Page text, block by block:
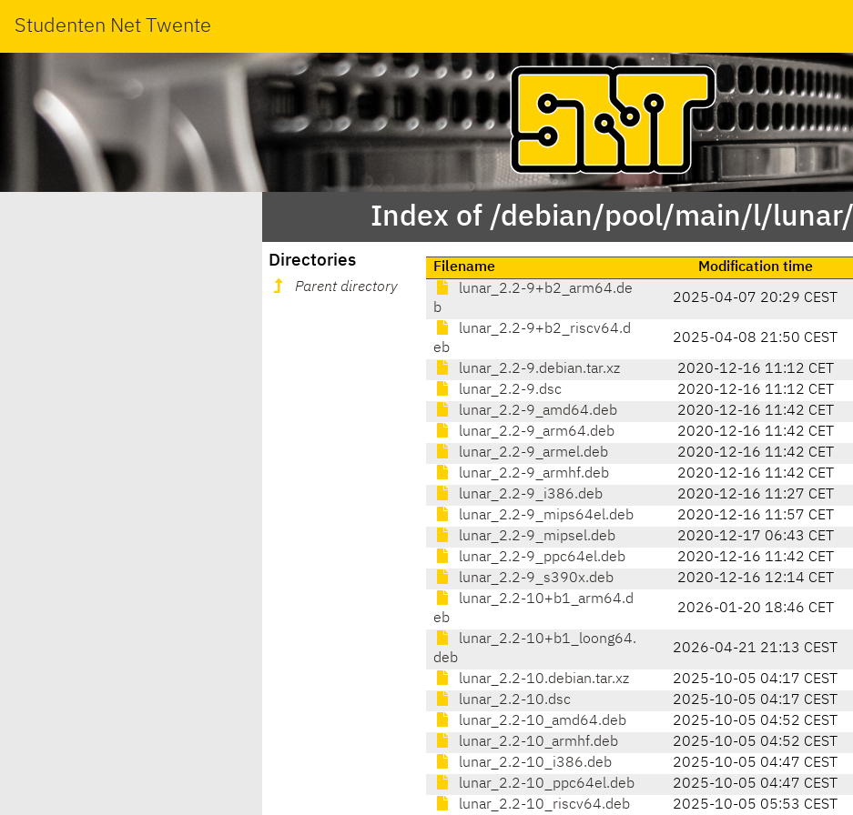
Studenten Net Twente
Index of /debian/pool/main/l/lunar/
Directories
Parent directory
Filename Modification time
lunar_2.2-9+b2_arm64.de
b
2025-04-07 20:29 CEST
lunar_2.2-9+b2_riscv64.d
eb
2025-04-08 21:50 CEST
lunar_2.2-9.debian.tar.xz 2020-12-16 11:12 CET
lunar_2.2-9.dsc
2020-12-16 11:12 CET
lunar_2.2-9_amd64.deb
2020-12-16 11:42 CET
lunar_2.2-9_arm64.deb
2020-12-16 11:42 CET
lunar_2.2-9_armel.deb
2020-12-16 11:42 CET
lunar_2.2-9_armhf.deb
2020-12-16 11:42 CET
lunar_2.2-9_i386.deb
2020-12-16 11:27 CET
lunar_2.2-9_mips64el.deb
2020-12-16 11:57 CET
lunar_2.2-9_mipsel.deb
2020-12-17 06:43 CET
lunar_2.2-9_ppc64el.deb
2020-12-16 11:42 CET
lunar_2.2-9_s390x.deb
2020-12-16 12:14 CET
lunar_2.2-10+b1_arm64.d
eb
2026-01-20 18:46 CET
lunar_2.2-10+b1_loong64.
deb
2026-04-21 21:13 CEST
lunar_2.2-10.debian.tar.xz 2025-10-05 04:17 CEST
lunar_2.2-10.dsc
2025-10-05 04:17 CEST
lunar_2.2-10_amd64.deb
2025-10-05 04:52 CEST
lunar_2.2-10_armhf.deb
2025-10-05 04:52 CEST
lunar_2.2-10_i386.deb
2025-10-05 04:47 CEST
lunar_2.2-10_ppc64el.deb
2025-10-05 04:47 CEST
lunar_2.2-10_riscv64.deb
2025-10-05 05:53 CEST